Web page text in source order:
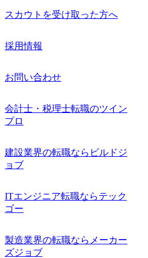
スカウトを受け取った方へ
採用情報
お問い合わせ
会計士・税理士転職のツイン
プロ
建設業界の転職ならビルドジ
ョブ
ITエンジニア転職ならテック
ゴー
製造業界の転職ならメーカー
ズジョブ